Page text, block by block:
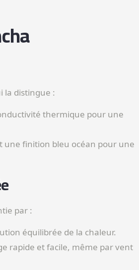
la distingue :
thermique pour une
une finition bleu océan pour une
par :
équilibrée de la chaleur.
rapide et facile, même par vent